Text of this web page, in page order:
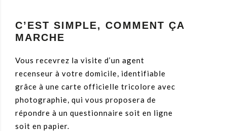
C’EST SIMPLE, COMMENT ÇA
MARCHE
Vous recevrez la visite d’un agent
recenseur à votre domicile, identifiable
grâce à une carte officielle tricolore avec
photographie, qui vous proposera de
répondre à un questionnaire soit en ligne
soit en papier.